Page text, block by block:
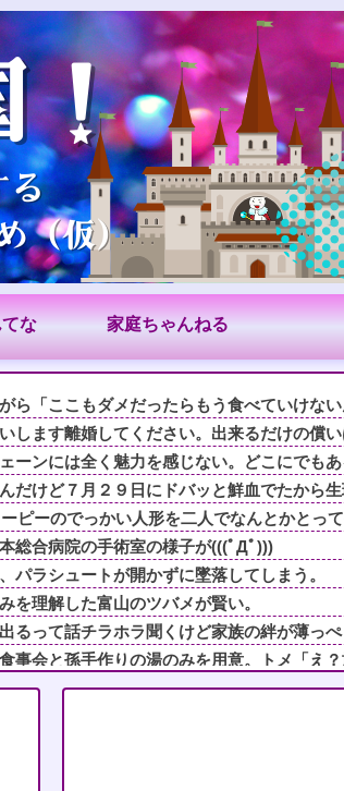
な 家庭ちゃんねる
ら「ここもダメだったらもう食べていけな
します離婚してください。出来るだけの償
ーンには全く魅力を感じない。どこにでも
だけど７月２９日にドバッと鮮血でたから
ピーのでっかい人形を二人でなんとかとっ
総合病院の手術室の様子が(((ﾟДﾟ)))
パラシュートが開かずに墜落してしまう。
を理解した富山のツバメが賢い。
るって話チラホラ聞くけど家族の絆が薄っ
事会と孫手作りの湯のみを用意。トメ「え
るさい義母。モデルハウス巡りを報告した
の頃の私は、何もわかっていなかったんだな
イタズラしたでしょ！？」俺「してないよ」